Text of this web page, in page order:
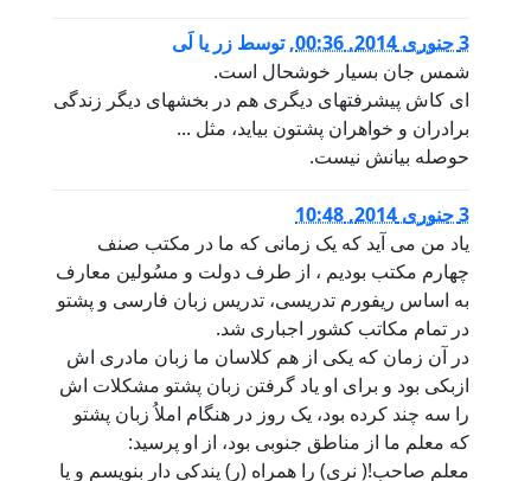
3 جنوری 2014, 00:36 ,توسط زر یا لَی
شمس جان بسیار خوشحال است.
ای کاش پیشرفتهای دیگری هم در بخشهای دیگر زندگی
برادران و خواهران پشتون بیاید، مثل ...
حوصله بیانش نیست.
3 جنوری 2014, 10:48
یاد من می آید که یک زمانی که ما در مکتب صنف
چهارم مکتب بودیم ، از طرف دولت و مسُولین معارف
به اساس ریفورم تدریسی، تدریس زبان فارسی و پشتو
در تمام مکاتب کشور اجباری شد.
در آن زمان که یکی از هم کلاسان ما زبان مادری اش
ازبکی بود و برای او یاد گرفتن زبان پشتو مشکلات اش
را سه چند کرده بود، یک روز در هنگام املاُ زبان پشتو
که معلم ما از مناطق جنوبی بود، از او پرسید:
معلم صاحب!( نری) را همراه (ر) پندکی دار بنویسم و یا